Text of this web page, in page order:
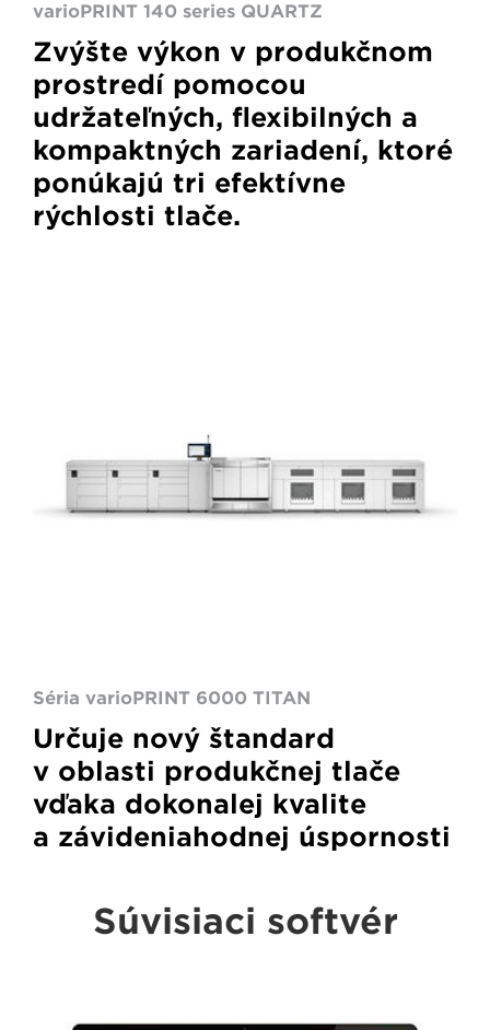
varioPRINT 140 series QUARTZ
Zvýšte výkon v produkčnom
prostredí pomocou
udržateľných, flexibilných a
kompaktných zariadení, ktoré
ponúkajú tri efektívne
rýchlosti tlače.
Séria varioPRINT 6000 TITAN
Určuje nový štandard
v oblasti produkčnej tlače
vďaka dokonalej kvalite
a závideniahodnej úspornosti
Súvisiaci softvér